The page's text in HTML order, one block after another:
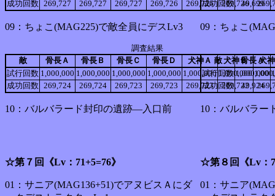
成功回数 269,727 269,727 269,727 269,726 269,726 269,726
09：ちょこ(MAG225)で敵全員にデスLv3
調査結果
敵
骨長Ａ 骨長Ｂ 骨長Ｃ 骨長Ｄ 犬神Ａ 犬神Ｂ
犬
試行回数 1,000,000 1,000,000 1,000,000 1,000,000 1,000,000 1,000,000
成功回数 269,724 269,724 269,723 269,723 269,723 269,722
10：バルバラード封印の遺跡―入口前
成功回数
49,699
09：ちょこ
敵
骨長Ａ
試行回数 1,000,000
成功回数
49,924
10：バルバラー
☆第７回《Lv：71+5=76》
01：サニア(MAG136+51)でアヌビスＡにダ
☆第８回《Lv：
01：サニア